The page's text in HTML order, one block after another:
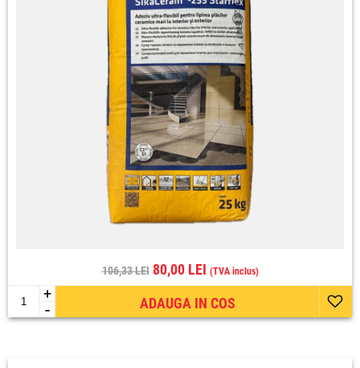
106,33 LEI80,00 LEI (TVA inclus)
+
- ADAUGA IN COS